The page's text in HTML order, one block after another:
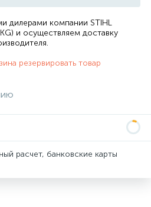
дилерами компании STIHL
и осуществляем доставку
.
резервировать товар
расчет, банковские карты